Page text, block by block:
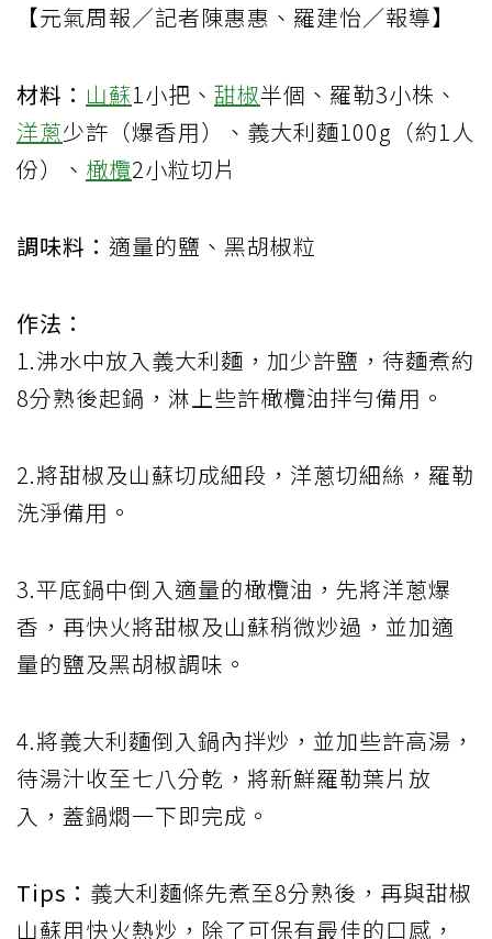
【元氣周報／記者陳惠惠、羅建怡／報導】
材料： 山蘇1小把、 甜椒半個、羅勒3小株、
洋蔥少許（爆香用）、義大利麵100g（約1人
份）、 橄欖2小粒切片
調味料： 適量的鹽、黑胡椒粒
作法：
1.沸水中放入義大利麵，加少許鹽，待麵煮約
8分熟後起鍋，淋上些許橄欖油拌勻備用。
2.將甜椒及山蘇切成細段，洋蔥切細絲，羅勒
洗淨備用。
3.平底鍋中倒入適量的橄欖油，先將洋蔥爆
香，再快火將甜椒及山蘇稍微炒過，並加適
量的鹽及黑胡椒調味。
4.將義大利麵倒入鍋內拌炒，並加些許高湯，
待湯汁收至七八分乾，將新鮮羅勒葉片放
入，蓋鍋燜一下即完成。
Tips： 義大利麵條先煮至8分熟後，再與甜椒
山蘇用快火熱炒，除了可保有最佳的口感，